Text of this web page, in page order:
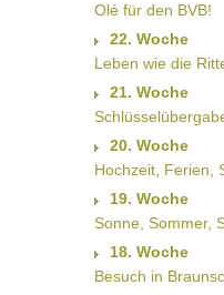
Olé für den BVB!
22. Woche
Leben wie die
21. Woche
20. Woche
Hochzeit, Ferien,
19. Woche
Sonne, Sommer,
18. Woche
Besuch in